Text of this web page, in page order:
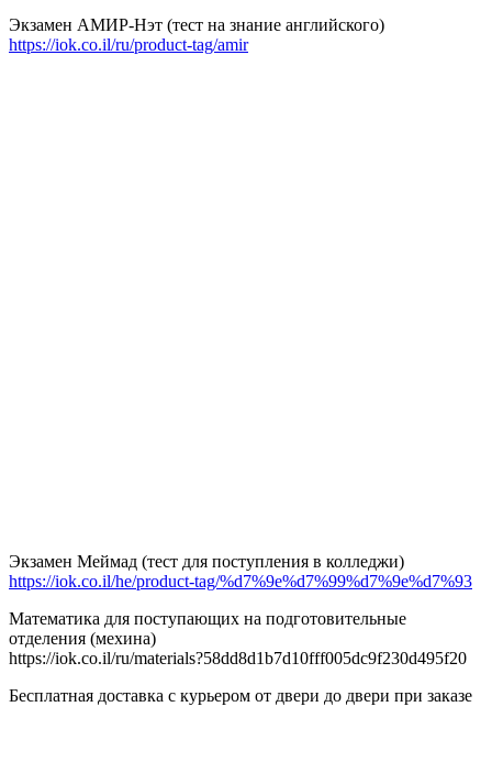
Экзамен АМИР-Нэт (тест на знание английского)
https://iok.co.il/ru/product-tag/amir
Экзамен Меймад (тест для поступления в колледжи)
https://iok.co.il/he/product-tag/%d7%9e%d7%99%d7%9e%d7%93
Математика для поступающих на подготовительные
отделения (мехина)
https://iok.co.il/ru/materials?58dd8d1b7d10fff005dc9f230d495f20
Бесплатная доставка с курьером от двери до двери при заказе